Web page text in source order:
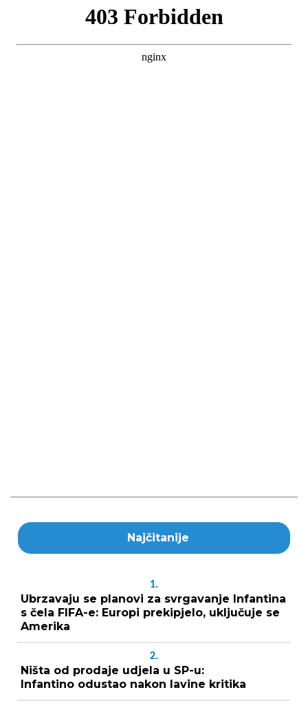
Najčitanije
1.
Ubrzavaju se planovi za svrgavanje Infantina
s čela FIFA-e: Europi prekipjelo, uključuje se
Amerika
2.
Ništa od prodaje udjela u SP-u:
Infantino odustao nakon lavine kritika